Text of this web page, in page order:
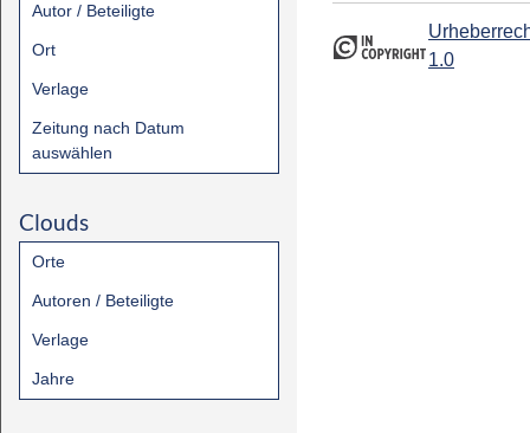
Autor / Beteiligte
Ort
Verlage
Zeitung nach Datum
auswählen
Clouds
Orte
Autoren / Beteiligte
Verlage
Jahre
1.0